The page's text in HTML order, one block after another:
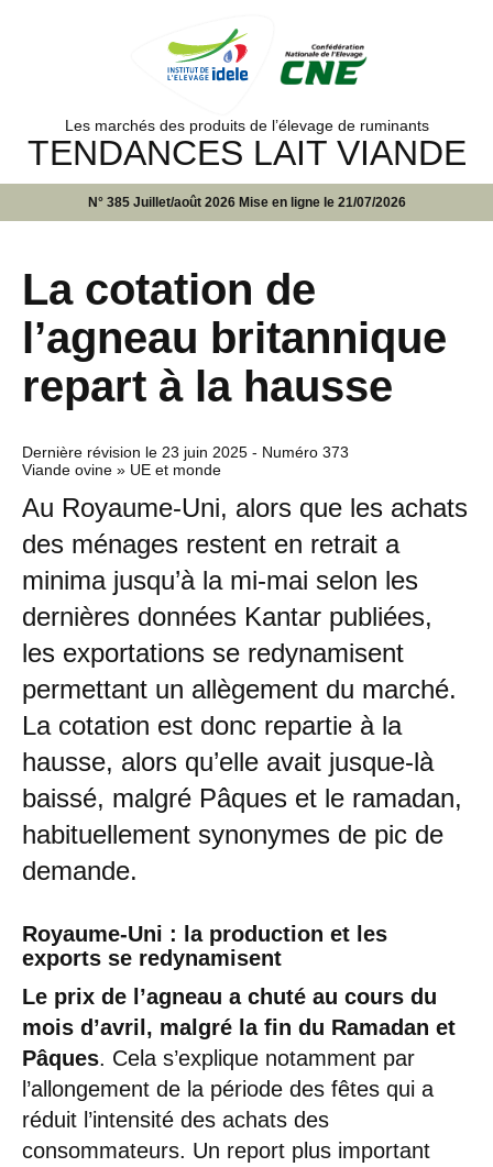
Les marchés des produits de l’élevage de ruminants
TENDANCES LAIT VIANDE
N° 385 Juillet/août 2026 Mise en ligne le 21/07/2026
La cotation de
l’agneau britannique
repart à la hausse
Dernière révision le 23 juin 2025 - Numéro 373
Viande ovine » UE et monde
Au Royaume-Uni, alors que les achats
des ménages restent en retrait a
minima jusqu’à la mi-mai selon les
dernières données Kantar publiées,
les exportations se redynamisent
permettant un allègement du marché.
La cotation est donc repartie à la
hausse, alors qu’elle avait jusque-là
baissé, malgré Pâques et le ramadan,
habituellement synonymes de pic de
demande.
Royaume-Uni : la production et les
exports se redynamisent
Le prix de l’agneau a chuté au cours du
mois d’avril, malgré la fin du Ramadan et
Pâques. Cela s’explique notamment par
l’allongement de la période des fêtes qui a
réduit l’intensité des achats des
consommateurs. Un report plus important